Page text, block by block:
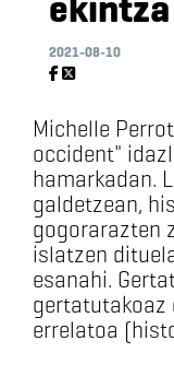
2021-08-10
Michelle
occident"
hamarkadan.
galdetzean,
gogorarazten
islatzen
esanahi.
gertatutakoaz
errelatoa